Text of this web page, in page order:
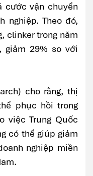
cước vận chuyển
nghiệp. Theo đó,
clinker trong năm
giảm 29% so với
cho rằng, thị
phục hồi trong
việc Trung Quốc
có thể giúp giảm
nghiệp miền